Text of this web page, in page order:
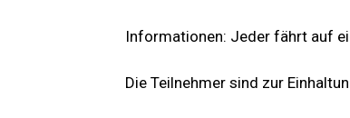
Informationen: Jeder fährt auf
Die Teilnehmer sind zur